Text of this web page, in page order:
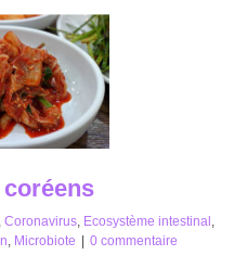
, Coronavirus, Ecosystème intestinal ,
, Microbiote 0 commentaire